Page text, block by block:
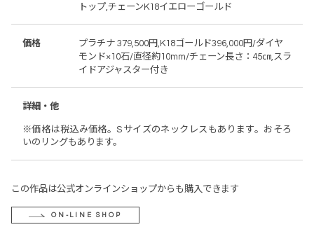
トップ,チェーンK18イエローゴールド
価格
プラチナ 379,500円,K18ゴールド396,000円/ダイヤ
モンド×10石/直径約10mm/チェーン長さ：45㎝,スラ
イドアジャスター付き
詳細・他
※価格は税込み価格。Sサイズのネックレスもあります。おそろ
いのリングもあります。
この作品は公式オンラインショップからも購入できます
ON-LINE SHOP